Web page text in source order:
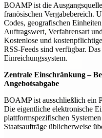
BOAMP ist die
franösischen Vergabebereich.
Codes, geografischen
Auftragswert, Verfahrensart
Kostenlose und
RSS-Feeds sind verfügbar.
Einreichungssystem.
Zentrale Einschränkung –
Angebotsabgabe
BOAMP ist ausschließlich ein
Die eigentliche elektronische
plattformspezifischen
Staatsaufträge üblicherweise